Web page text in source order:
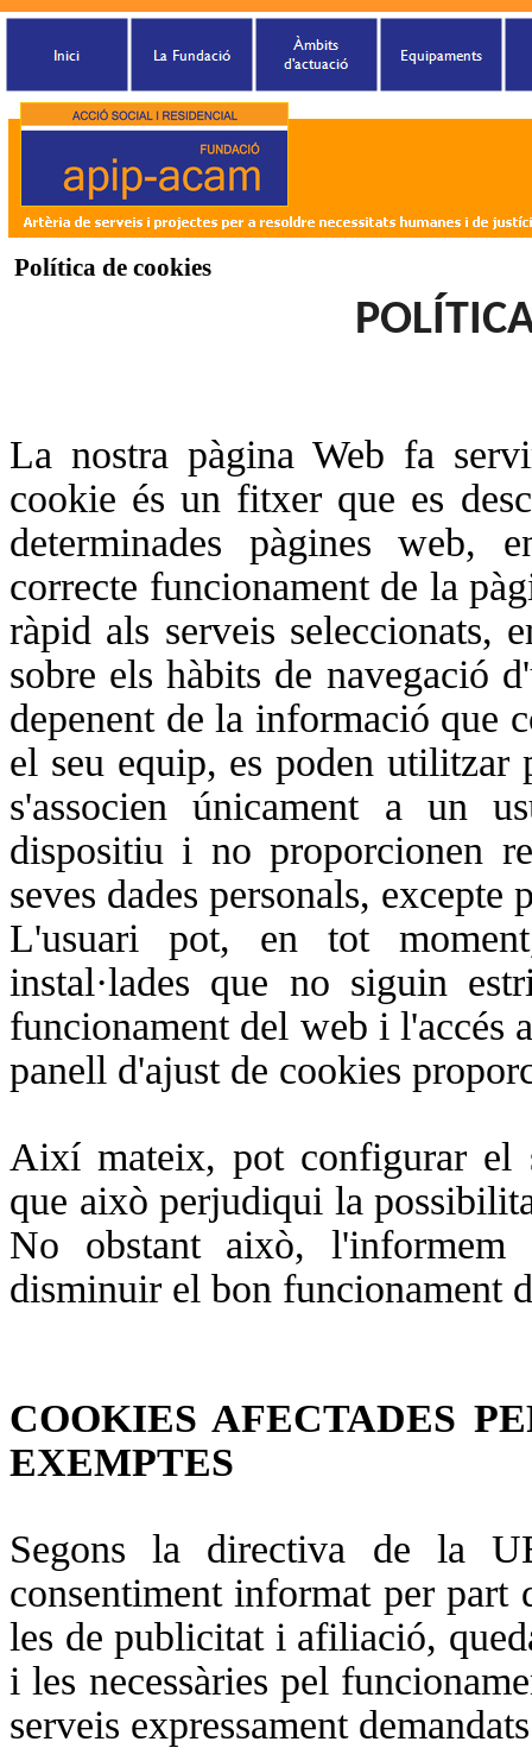
Política de cookies
La nostra pàgina Web fa
cookie és un fitxer que es
determinades pàgines web,
correcte funcionament de la
ràpid als serveis seleccionats,
sobre els hàbits de navegació
depenent de la informació que
el seu equip, es poden utilitzar
s'associen únicament a un
dispositiu i no proporcionen
seves dades personals, excepte
L'usuari pot, en tot
instal·lades que no siguin
funcionament del web i l'accés
panell d'ajust de cookies
Així mateix, pot configurar el
que això perjudiqui la
No obstant això,
disminuir el bon funcionament
COOKIES AFECTADES
EXEMPTES
Segons la directiva de la
consentiment informat per part
les de publicitat i afiliació,
i les necessàries pel
serveis expressament